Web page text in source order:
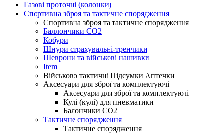
Газові проточні (колонки)
Спортивна зброя та тактичне спорядження
Спортивна зброя та тактичне спорядження
Баллончики CO2
Кобури
Шнури страхувальні-тренчики
Шеврони та військові нашивки
Item
Військово тактичні Підсумки Аптечки
Аксесуари для зброї та комплектуючі
Аксесуари для зброї та комплектуючі
Кулі (кулі) для пневматики
Балончики CO2
Тактичне спорядження
Тактичне спорядження